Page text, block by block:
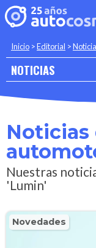
Inicio >Editorial >
NOTICIAS
Noticias
Nuestras
'Lumin'
Novedades